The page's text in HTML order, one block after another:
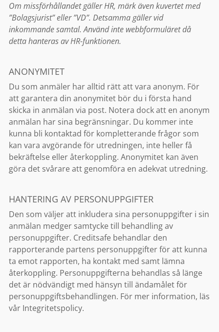
Om missförhållandet gäller HR, märk även kuvertet med
”Bolagsjurist” eller ”VD”. Detsamma gäller vid
inkommande samtal. Använd inte webbformuläret då
detta hanteras av HR-funktionen.
ANONYMITET
Du som anmäler har alltid rätt att vara anonym. För
att garantera din anonymitet bör du i första hand
skicka in anmälan via post. Notera dock att en anonym
anmälan har sina begränsningar. Du kommer inte
kunna bli kontaktad för kompletterande frågor som
kan vara avgörande för utredningen, inte heller få
bekräftelse eller återkoppling. Anonymitet kan även
göra det svårare att genomföra en adekvat utredning.
HANTERING AV PERSONUPPGIFTER
Den som väljer att inkludera sina personuppgifter i sin
anmälan medger samtycke till behandling av
personuppgifter. Creditsafe behandlar den
rapporterande partens personuppgifter för att kunna
ta emot rapporten, ha kontakt med samt lämna
återkoppling. Personuppgifterna behandlas så länge
det är nödvändigt med hänsyn till ändamålet för
personuppgiftsbehandlingen. För mer information, läs
vår Integritetspolicy.